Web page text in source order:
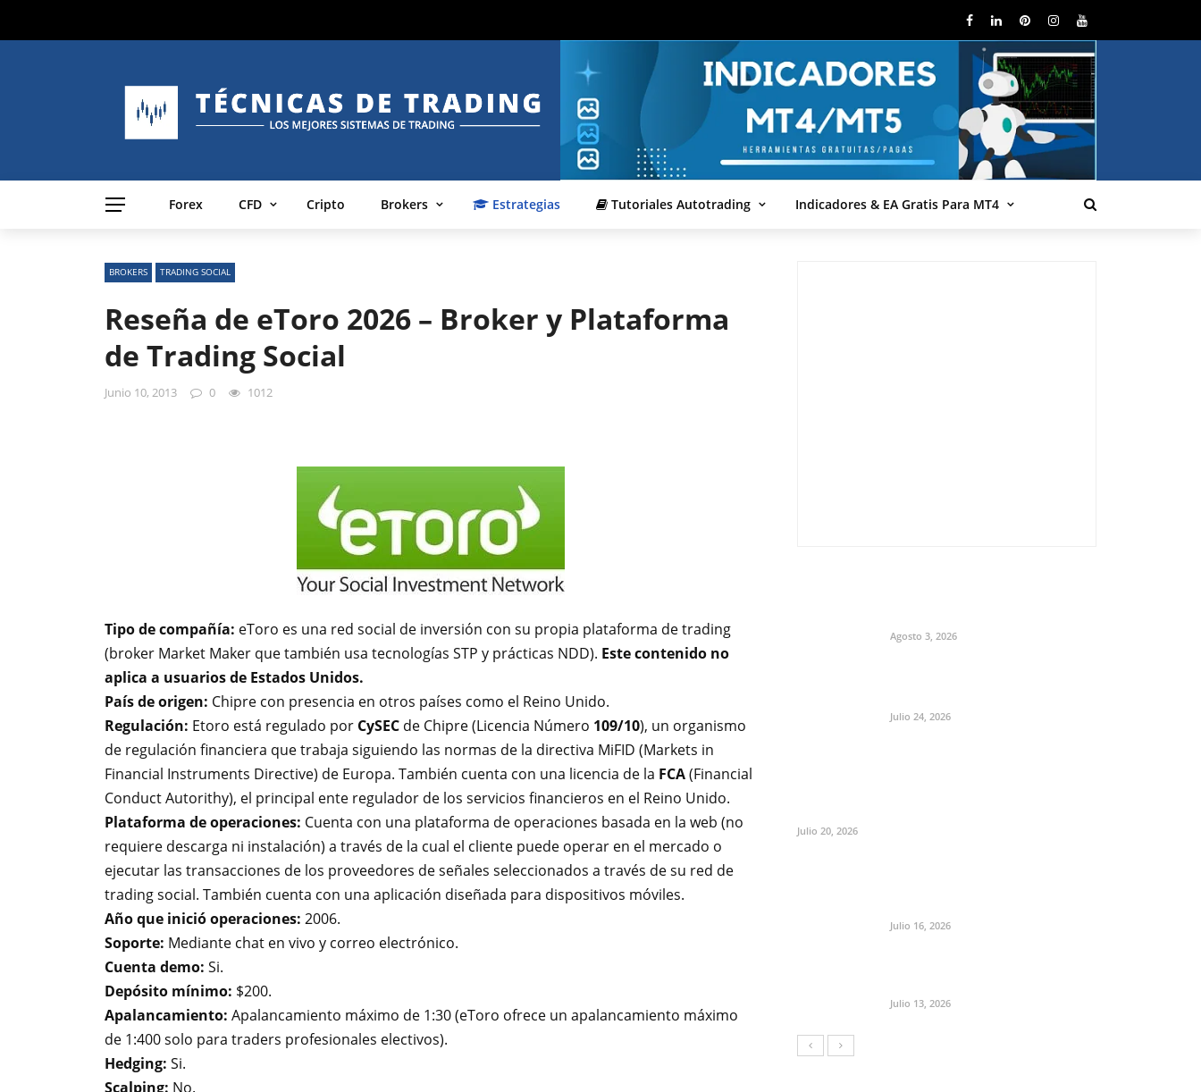
Forex CFD Cripto Brokers Estrategias Tutoriales Autotrading Indicadores & EA Gratis Para MT4
BROKERS TRADING SOCIAL
Reseña de eToro 2026 – Broker y Plataforma
de Trading Social
Junio 10, 2013 0 1012
Tipo de compañía: eToro es una red social de inversión con su propia plataforma de trading
(broker Market Maker que también usa tecnologías STP y prácticas NDD). Este contenido no
aplica a usuarios de Estados Unidos.
País de origen: Chipre con presencia en otros países como el Reino Unido.
Regulación: Etoro está regulado por CySEC de Chipre (Licencia Número 109/10), un organismo
de regulación financiera que trabaja siguiendo las normas de la directiva MiFID (Markets in
Financial Instruments Directive) de Europa. También cuenta con una licencia de la FCA(Financial
Conduct Autorithy), el principal ente regulador de los servicios financieros en el Reino Unido.
Plataforma de operaciones: Cuenta con una plataforma de operaciones basada en la web (no
requiere descarga ni instalación) a través de la cual el cliente puede operar en el mercado o
ejecutar las transacciones de los proveedores de señales seleccionados a través de su red de
trading social. También cuenta con una aplicación diseñada para dispositivos móviles.
Año que inició operaciones: 2006.
Soporte: Mediante chat en vivo y correo electrónico.
Cuenta demo: Si.
Depósito mínimo: $200.
Apalancamiento: Apalancamiento máximo de 1:30 (eToro ofrece un apalancamiento máximo
de 1:400 solo para traders profesionales electivos).
Hedging: Si.
Scalping: No.
Agosto 3, 2026
Julio 24, 2026
Julio 20, 2026
Julio 16, 2026
Julio 13, 2026